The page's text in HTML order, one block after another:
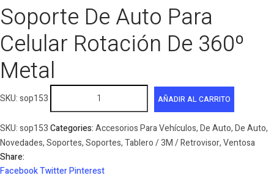
Soporte De Auto Para
Celular Rotación De 360º
Metal
SKU:sop153
Para
Celular
Rotación
AÑADIR AL CARRITO
SKU:sop153Categories:Accesorios Para Vehículos,De Auto,De Auto,
Novedades,Soportes,Soportes,Tablero / 3M / Retrovisor,Ventosa
Share:
FacebookTwitterPinterest